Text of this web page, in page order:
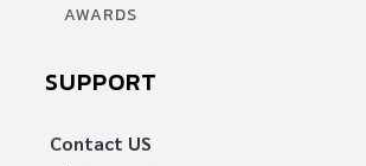
AWARDS
SUPPORT
Contact US